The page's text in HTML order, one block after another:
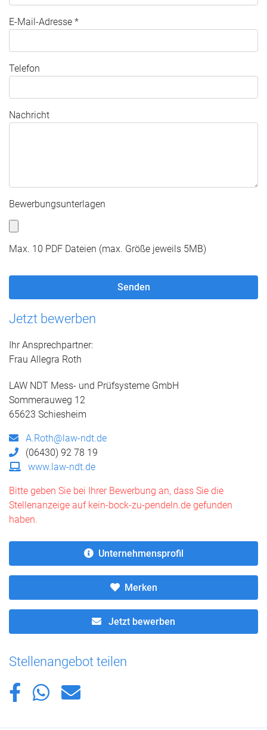
Jetzt bewerben
Ihr Ansprechpartner:
Frau Allegra Roth
LAW NDT Mess- und Prüfsysteme GmbH
Sommerauweg 12
65623 Schiesheim
A.Roth@law-ndt.de
(06430) 92 78 19
www.law-ndt.de
Bitte geben Sie bei Ihrer Bewerbung an, dass Sie die
Stellenanzeige auf kein-bock-zu-pendeln.de gefunden
haben.
Unternehmensprofil
Merken
Jetzt bewerben
Stellenangebot teilen
E-Mail-Adresse *
Telefon
Nachricht
Bewerbungsunterlagen
Max. 10 PDF Dateien (max. Größe jeweils 5MB)